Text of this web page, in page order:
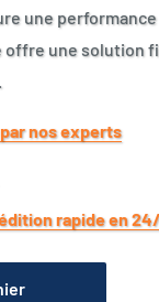
une
une solution
nos experts
rapide en